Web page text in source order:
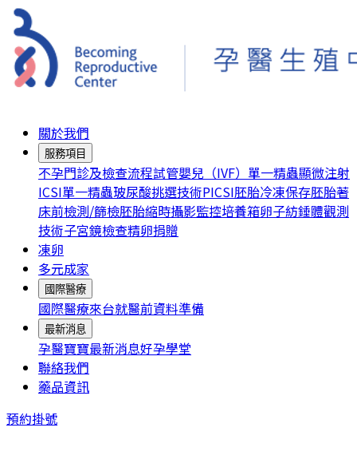
關於我們
服務項目
不孕門診及檢查流程試管嬰兒（IVF） 單一精蟲顯微注射
ICSI單一精蟲玻尿酸挑選技術PICSI胚胎冷凍保存胚胎著
床前檢測/篩檢胚胎縮時攝影監控培養箱卵子紡錘體觀測
技術子宮鏡檢查精卵捐贈
凍卵
多元成家
國際醫療
國際醫療來台就醫前資料準備
最新消息
孕醫寶寶最新消息好孕學堂
聯絡我們
藥品資訊
預約掛號